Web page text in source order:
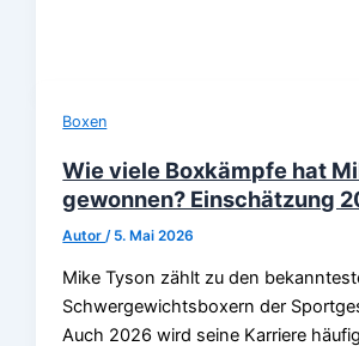
Boxen
Wie viele Boxkämpfe hat
gewonnen? Einschätzung
Autor / 5. Mai 2026
Mike Tyson zählt zu den
Schwergewichtsboxern der
Auch 2026 wird seine Karriere